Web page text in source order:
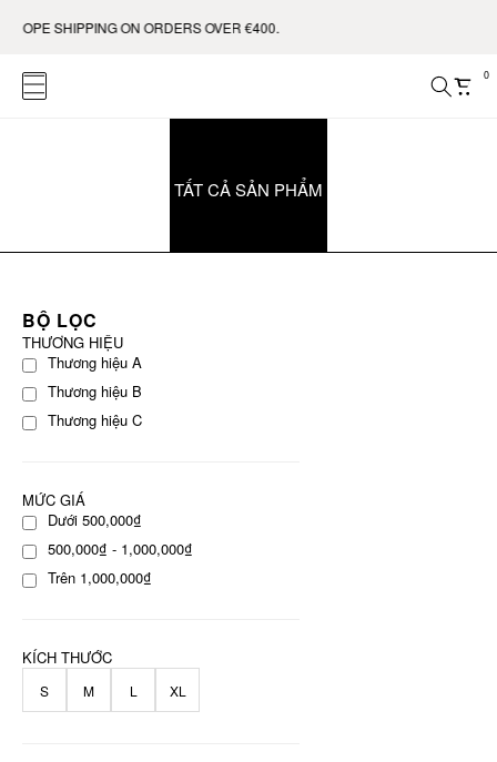
SHIPPING ON ORDERS OVER €400.
0
TẤT CẢ SẢN PHẨM
BỘ LỌC
THƯƠNG HIỆU
Thương hiệu A
Thương hiệu B
Thương hiệu C
MỨC GIÁ
Dưới 500,000₫
500,000₫ - 1,000,000₫
Trên 1,000,000₫
KÍCH THƯỚC
S M L XL